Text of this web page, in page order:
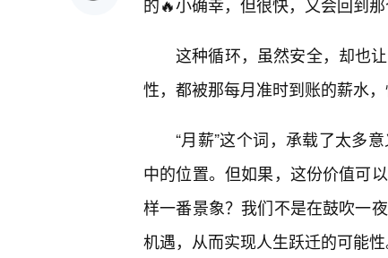
这种循环，虽然安全，却也
性，都被那每月准时到账的薪水，
“月薪”这个词，承载了太多
中的位置。但如果，这份价值可
样一番景象？我们不是在鼓吹一
机遇，从而实现人生跃迁的可能性